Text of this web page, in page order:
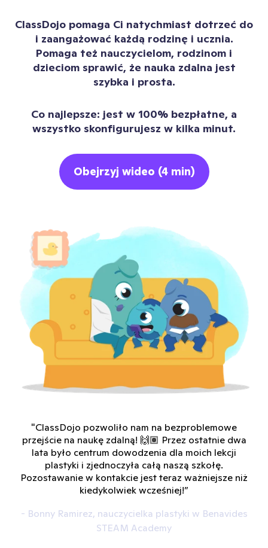
ClassDojo pomaga Ci natychmiast dotrzeć do
i zaangażować każdą rodzinę i ucznia.
Pomaga też nauczycielom, rodzinom i
dzieciom sprawić, że nauka zdalna jest
szybka i prosta.
Co najlepsze: jest w 100% bezpłatne, a
wszystko skonfigurujesz w kilka minut.
Obejrzyj wideo (4 min)
"ClassDojo pozwoliło nam na bezproblemowe
przejście na naukę zdalną! 🙌🏽 Przez ostatnie dwa
lata było centrum dowodzenia dla moich lekcji
plastyki i zjednoczyła całą naszą szkołę.
Pozostawanie w kontakcie jest teraz ważniejsze niż
kiedykolwiek wcześniej!”
- Bonny Ramirez, nauczycielka plastyki w Benavides
STEAM Academy